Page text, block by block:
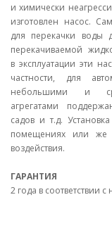
и химически
изготовлен насос.
для перекачки воды
перекачиваемой
в эксплуатации эти
частности, для
небольшими и
агрегатами
садов и т.д.
помещениях или же
воздействия.
ГАРАНТИЯ
2 года в